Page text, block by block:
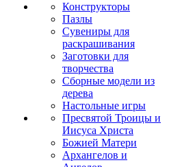
Конструкторы
Пазлы
Сувениры для
раскрашивания
Заготовки для
творчества
Сборные модели из
дерева
Настольные игры
Пресвятой Троицы и
Иисуса Христа
Божией Матери
Архангелов и